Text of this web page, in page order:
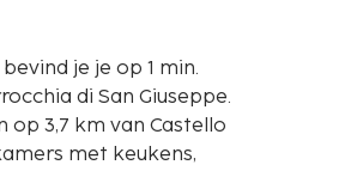
je je op 1 min.
di San Giuseppe.
3,7 km van Castello
met keukens,